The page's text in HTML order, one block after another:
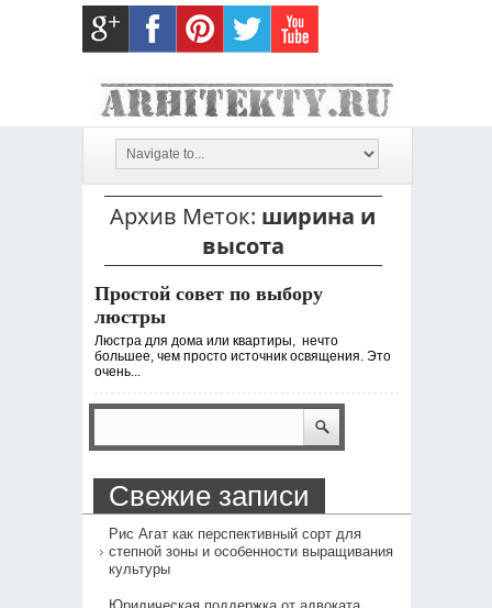
Архив Меток: ширина и
высота
Простой совет по выбору
люстры
Люстра для дома или квартиры, нечто
большее, чем просто источник освящения. Это
очень...
Свежие записи
Рис Агат как перспективный сорт для
степной зоны и особенности выращивания
культуры